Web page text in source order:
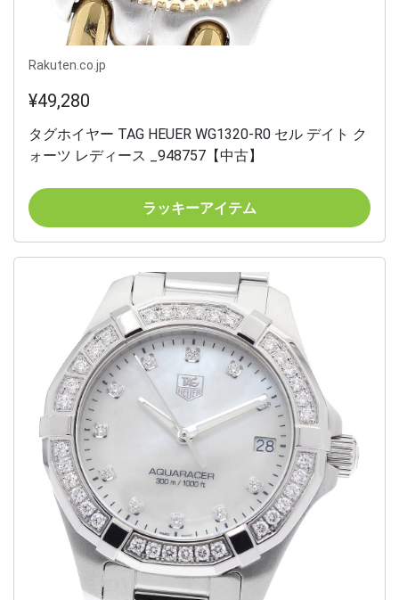
Rakuten.co.jp
¥49,280
タグホイヤー TAG HEUER WG1320-R0 セル デイト ク
ォーツ レディース _948757【中古】
ラッキーアイテム